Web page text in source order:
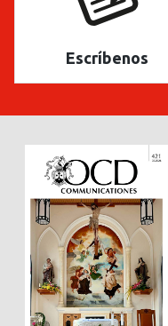
Escríbenos